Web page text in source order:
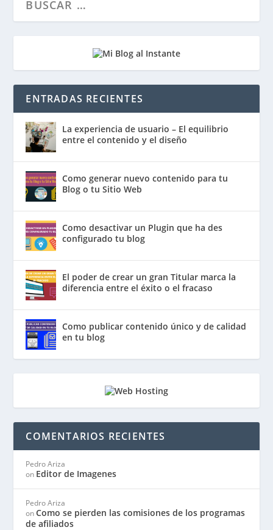
ENTRADAS RECIENTES
La experiencia de usuario – El equilibrio
entre el contenido y el diseño
Como generar nuevo contenido para tu
Blog o tu Sitio Web
Como desactivar un Plugin que ha des
configurado tu blog
El poder de crear un gran Titular marca la
diferencia entre el éxito o el fracaso
Como publicar contenido único y de calidad
en tu blog
COMENTARIOS RECIENTES
Pedro Ariza
on Editor de Imagenes
Pedro Ariza
onComo se pierden las comisiones de los programas
de afiliados